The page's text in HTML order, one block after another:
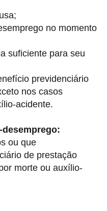
no momento
suficiente para seu
previdenciário
nos casos
acidente.
ou que
de prestação
morte ou auxílio-